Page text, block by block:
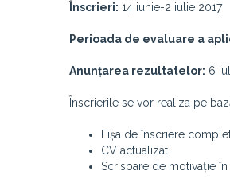
Înscrieri: 14 iunie-2 iulie 2017
Perioada de evaluare a
Anunțarea rezultatelor: 6
Înscrierile se vor realiza pe
Fișa de înscriere
CV actualizat
Scrisoare de motivație